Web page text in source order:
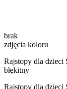
brak
zdjęcia koloru
Rajstopy dla
błękitny
Rajstopy dla